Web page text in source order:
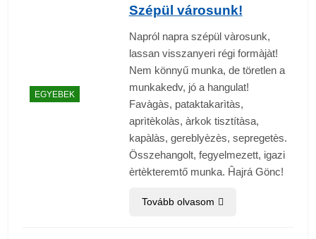
EGYEBEK
Szépül városunk!
Napról napra szépül vàrosunk,
lassan visszanyeri régi formàjàt!
Nem könnyű munka, de töretlen a
munkakedv, jó a hangulat!
Favàgàs, pataktakarìtàs,
aprìtèkolàs, àrkok tisztítàsa,
kapàlàs, gereblyèzès, sepregetès.
Összehangolt, fegyelmezett, igazi
èrtèkteremtő munka. Ĥajrá Gönc!
Tovább olvasom